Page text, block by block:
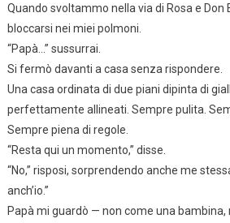
Quando svoltammo nella via di Rosa e Don
bloccarsi nei miei polmoni.
“Papà…” sussurrai.
Si fermò davanti a casa senza rispondere.
Una casa ordinata di due piani dipinta di
perfettamente allineati. Sempre pulita.
Sempre piena di regole.
“Resta qui un momento,” disse.
“No,” risposi, sorprendendo anche me
anch’io.”
Papà mi guardò — non come una bambina,